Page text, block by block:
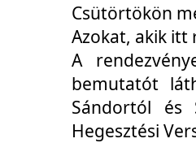
Csütörtökön
Azokat, akik itt
A
bemutatót
Sándortól és
Hegesztési